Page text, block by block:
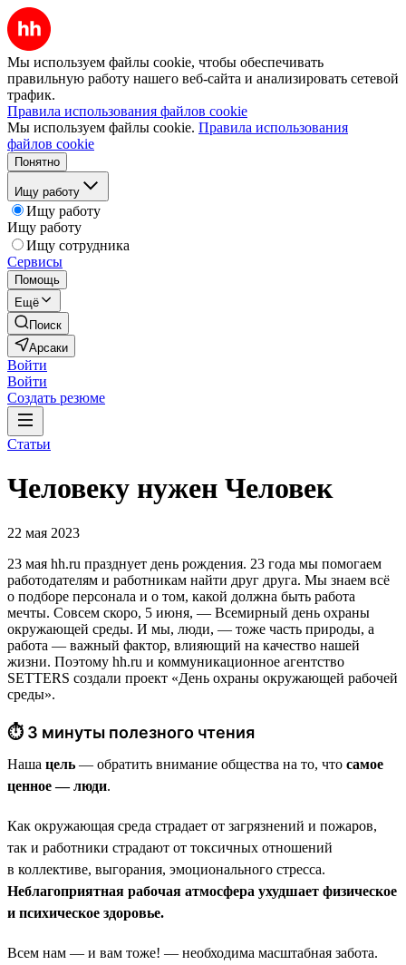
Мы используем файлы cookie, чтобы обеспечивать
правильную работу нашего веб-сайта и анализировать сетевой
трафик.
Правила использования файлов cookie
Мы используем файлы cookie. Правила использования
файлов cookie
Понятно
Ищу работу
Ищу работу
Ищу работу
Ищу сотрудника
Сервисы
Помощь
Ещё
Поиск
Арсаки
Войти
Войти
Создать резюме
Статьи
Человеку нужен Человек
22 мая 2023
23 мая hh.ru празднует день рождения. 23 года мы помогаем
работодателям и работникам найти друг друга. Мы знаем всё
о подборе персонала и о том, какой должна быть работа
мечты. Совсем скоро, 5 июня, — Всемирный день охраны
окружающей среды. И мы, люди, — тоже часть природы, а
работа — важный фактор, влияющий на качество нашей
жизни. Поэтому hh.ru и коммуникационное агентство
SETTERS создали проект «День охраны окружающей рабочей
среды».
⏱ 3 минуты полезного чтения
Наша цель — обратить внимание общества на то, что самое
ценное — люди.
Как окружающая среда страдает от загрязнений и пожаров,
так и работники страдают от токсичных отношений
в коллективе, выгорания, эмоционального стресса.
Неблагоприятная рабочая атмосфера ухудшает физическое
и психическое здоровье.
Всем нам — и вам тоже! — необходима масштабная забота.